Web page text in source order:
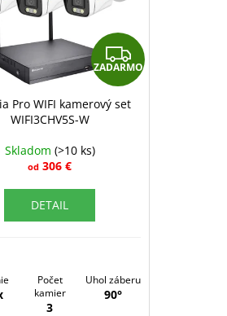
Z
A
D
ZADARMO
Pro WIFI kamerový set
WIFI3CHV5S-W
Skladom (>10 ks)
od 306 €
DETAIL
Počet
kamier
3
Uhol záberu
90°